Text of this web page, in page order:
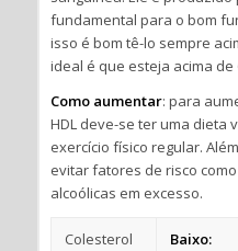
fundamental para o bom
isso é bom tê-lo sempre
ideal é que esteja acima de
Como aumentar: para
HDL deve-se ter uma dieta
exercício físico regular.
evitar fatores de risco
alcoólicas em excesso.
Colesterol
Baixo: